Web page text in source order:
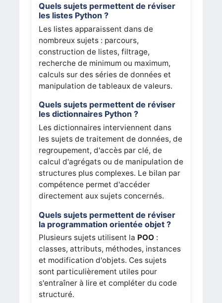
Quels sujets permettent de réviser
les listes Python ?
Les listes apparaissent dans de
nombreux sujets : parcours,
construction de listes, filtrage,
recherche de minimum ou maximum,
calculs sur des séries de données et
manipulation de tableaux de valeurs.
Quels sujets permettent de réviser
les dictionnaires Python ?
Les dictionnaires interviennent dans
les sujets de traitement de données, de
regroupement, d'accès par clé, de
calcul d'agrégats ou de manipulation de
structures plus complexes. Le bilan par
compétence permet d'accéder
directement aux sujets concernés.
Quels sujets permettent de réviser
la programmation orientée objet ?
Plusieurs sujets utilisent la POO:
classes, attributs, méthodes, instances
et modification d'objets. Ces sujets
sont particulièrement utiles pour
s'entraîner à lire et compléter du code
structuré.